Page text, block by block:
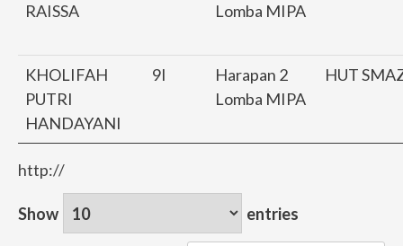
RAISSA
Lomba MIPA
KHOLIFAH
PUTRI
HANDAYANI
9I
Harapan 2
Lomba MIPA
HUT
http://
Show entries